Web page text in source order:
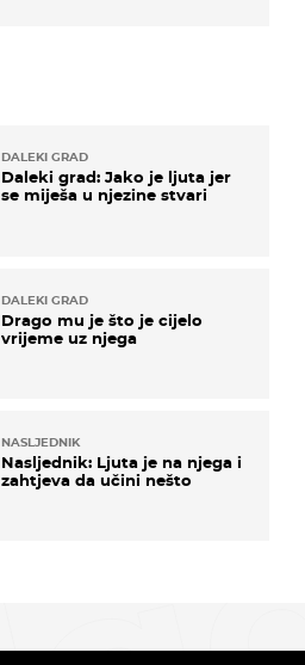
DALEKI GRAD
Daleki grad: Jako je ljuta jer
se miješa u njezine stvari
DALEKI GRAD
Drago mu je što je cijelo
vrijeme uz njega
NASLJEDNIK
Nasljednik: Ljuta je na njega i
zahtjeva da učini nešto